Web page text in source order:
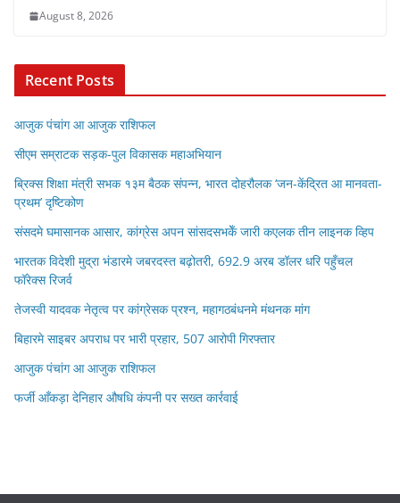
August 8, 2026
Recent Posts
आजुक पंचांग आ आजुक राशिफल
सीएम सम्राटक सड़क-पुल विकासक महाअभियान
ब्रिक्स शिक्षा मंत्री सभक १३म बैठक संपन्न, भारत दोहरौलक ‘जन-केंद्रित आ मानवता-
प्रथम’ दृष्टिकोण
संसदमे घमासानक आसार, कांग्रेस अपन सांसदसभकेँ जारी कएलक तीन लाइनक व्हिप
भारतक विदेशी मुद्रा भंडारमे जबरदस्त बढ़ोतरी, 692.9 अरब डॉलर धरि पहुँचल
फॉरेक्स रिजर्व
तेजस्वी यादवक नेतृत्व पर कांग्रेसक प्रश्न, महागठबंधनमे मंथनक मांग
बिहारमे साइबर अपराध पर भारी प्रहार, 507 आरोपी गिरफ्तार
आजुक पंचांग आ आजुक राशिफल
फर्जी आँकड़ा देनिहार औषधि कंपनी पर सख्त कार्रवाई